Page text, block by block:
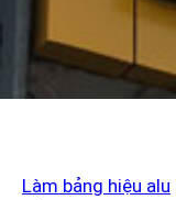
Làm bảng hiệu alu